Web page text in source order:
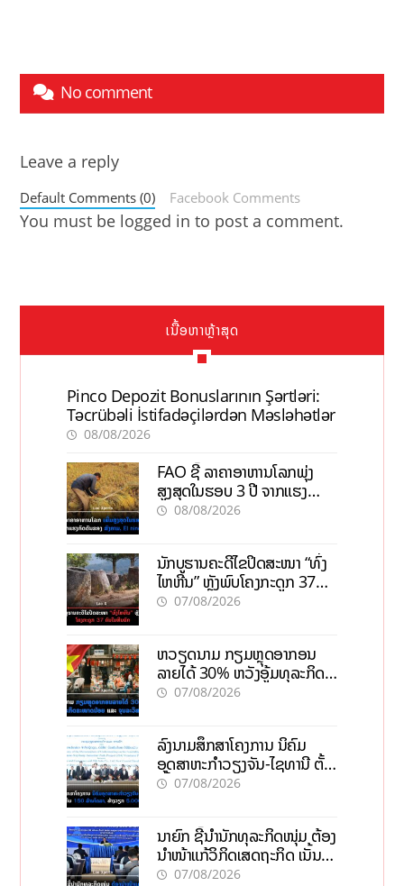
No comment
Leave a reply
Default Comments (0) Facebook Comments
You must be logged in to post a comment.
ເນື້ອຫາຫຼ້າສຸດ
Pinco Depozit Bonuslarının Şərtləri:
Təcrübəli İstifadəçilərdən Məsləhətlər
08/08/2026
FAO ຊີ້ ລາຄາອາຫານໂລກພຸ່ງ
ສູງສຸດໃນຮອບ 3 ປີ ຈາກແຮງ
ກົດດັນຂອງສົງຄາມ, El nino
08/08/2026
ນັກບູຮານຄະດີໄຂປິດສະໜາ “ທົ່ງ
ໄຫຫີນ” ຫຼັງພົບໂຄງກະດູກ 37
ຄົນໃນຫີນຍັກ
07/08/2026
ຫວຽດນາມ ກຽມຫຼຸດອາກອນ
ລາຍໄດ້ 30% ຫວັງອູ້ມທຸລະກິດ
ຂະໜາດນ້ອຍ ແລະ ຈຸນລະ
07/08/2026
ລົງນາມສຶກສາໂຄງການ ນິຄົມ
ອຸດສາຫະກຳວຽງຈັນ-ໄຊທານີ ຕັ້ງ
ເປົ້າດຶງທຶນ 150 ລ້ານໂດລາ, ສ້າງ
07/08/2026
ນາຍົກ ຊີ້ນຳນັກທຸລະກິດໜຸ່ມ ຕ້ອງ
ນຳໜ້າແກ້ວິກິດເສດຖະກິດ ເນັ້ນດຶງ
ທຶນສາກົນ, ຫັນສູ່ດິຈິຕອນ
07/08/2026